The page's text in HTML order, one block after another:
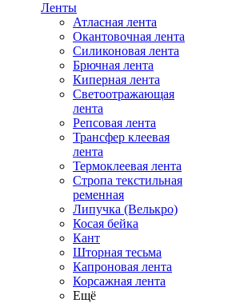
Ленты
Атласная лента
Окантовочная лента
Силиконовая лента
Брючная лента
Киперная лента
Светоотражающая
лента
Репсовая лента
Трансфер клеевая
лента
Термоклеевая лента
Стропа текстильная
ременная
Липучка (Велькро)
Косая бейка
Кант
Шторная тесьма
Капроновая лента
Корсажная лента
Ещё